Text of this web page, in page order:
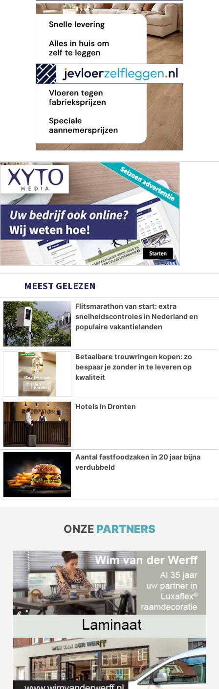
MEEST GELEZEN
Flitsmarathon van start: extra
snelheidscontroles in Nederland en
populaire vakantielanden
Betaalbare trouwringen kopen: zo
bespaar je zonder in te leveren op
kwaliteit
Hotels in Dronten
Aantal fastfoodzaken in 20 jaar bijna
verdubbeld
ONZE PARTNERS